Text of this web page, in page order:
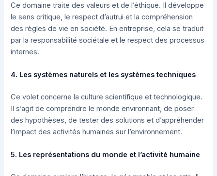
Ce domaine traite des valeurs et de l’éthique. Il développe
le sens critique, le respect d’autrui et la compréhension
des règles de vie en société. En entreprise, cela se traduit
par la responsabilité sociétale et le respect des processus
internes.
4. Les systèmes naturels et les systèmes techniques
Ce volet concerne la culture scientifique et technologique.
Il s’agit de comprendre le monde environnant, de poser
des hypothèses, de tester des solutions et d’appréhender
l’impact des activités humaines sur l’environnement.
5. Les représentations du monde et l’activité humaine